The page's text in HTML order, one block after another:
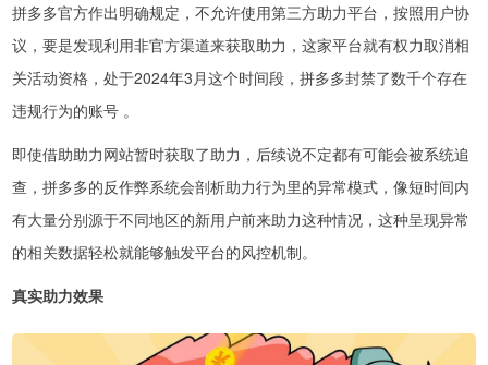
拼多多官方作出明确规定，不允许使用第三方助力平台，按照用户协
议，要是发现利用非官方渠道来获取助力，这家平台就有权力取消相
关活动资格，处于2024年3月这个时间段，拼多多封禁了数千个存在
违规行为的账号 。
即使借助助力网站暂时获取了助力，后续说不定都有可能会被系统追
查，拼多多的反作弊系统会剖析助力行为里的异常模式，像短时间内
有大量分别源于不同地区的新用户前来助力这种情况，这种呈现异常
的相关数据轻松就能够触发平台的风控机制。
真实助力效果